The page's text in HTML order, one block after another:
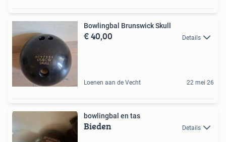
Bowlingbal Brunswick Skull
€ 40,00 Details
Loenen aan de Vecht 22 mei 26
bowlingbal en tas
Bieden Details